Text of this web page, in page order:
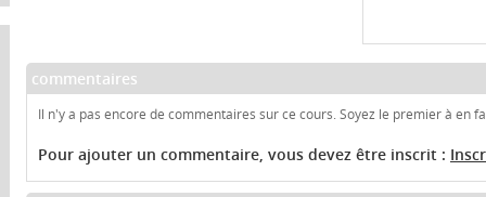
commentaires
Il n'y a pas encore de commentaires sur ce cours. Soyez le premier à en
Pour ajouter un commentaire, vous devez être inscrit :